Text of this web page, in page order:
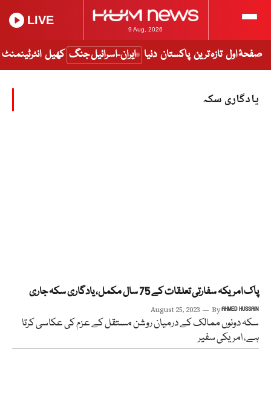
9 Aug, 2026
LIVE
صفحۂ اول تازہ ترین پاکستان دنیا ایران-اسرائیل جنگ کھیل انٹرٹینمنٹ
یادگاری سکہ
پاک امریکہ سفارتی تعلقات کے 75 سال مکمل، یادگاری سکہ جاری
August 25, 2023 ByAHMED HUSSAIN
سکہ دونوں ممالک کے درمیان روشن مستقل کے عزم کی عکاسی کرتا
ہے، امریکی سفیر